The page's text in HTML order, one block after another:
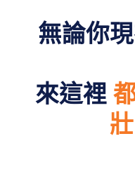
無論你
來這裡